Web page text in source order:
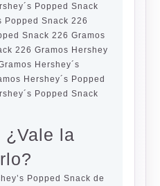
Popped Snack
Popped Snack 226
Snack 226 Gramos
226 Gramos Hershey
Hershey´s
Hershey´s Popped
Popped Snack
¿Vale la
Popped Snack de